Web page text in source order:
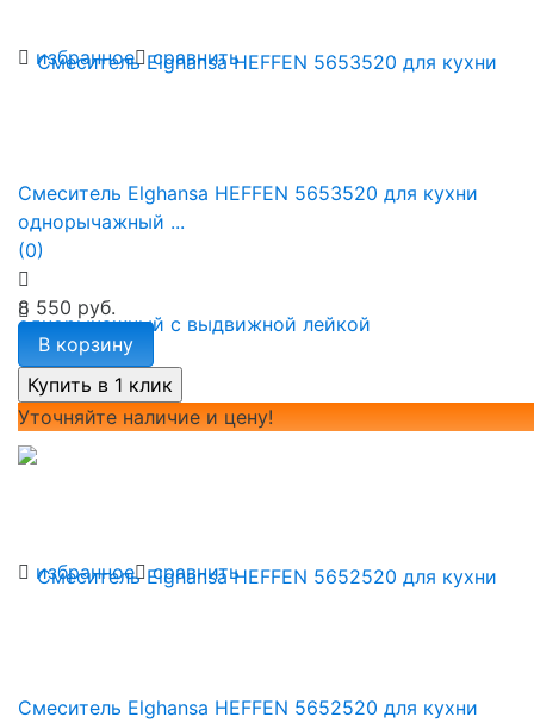
избранное сравнить
избранное сравнить
Смеситель Elghansa HEFFEN 5653520 для кухни
однорычажный ...
(0)
8 550 руб.
В корзину
Уточняйте наличие и цену!
Смеситель Elghansa HEFFEN 5652520 для кухни